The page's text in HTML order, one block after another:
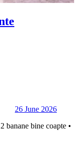
26 June 2026
banane bine coapte •